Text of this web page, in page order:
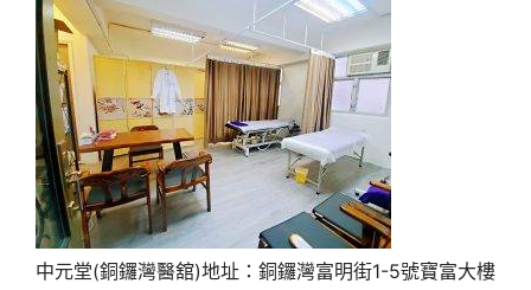
中元堂(銅鑼灣醫舘)地址：銅鑼灣富明街1-5號寶富大樓